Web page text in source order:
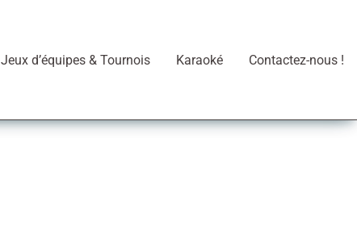
Jeux d’équipes & Tournois Karaoké Contactez-nous !